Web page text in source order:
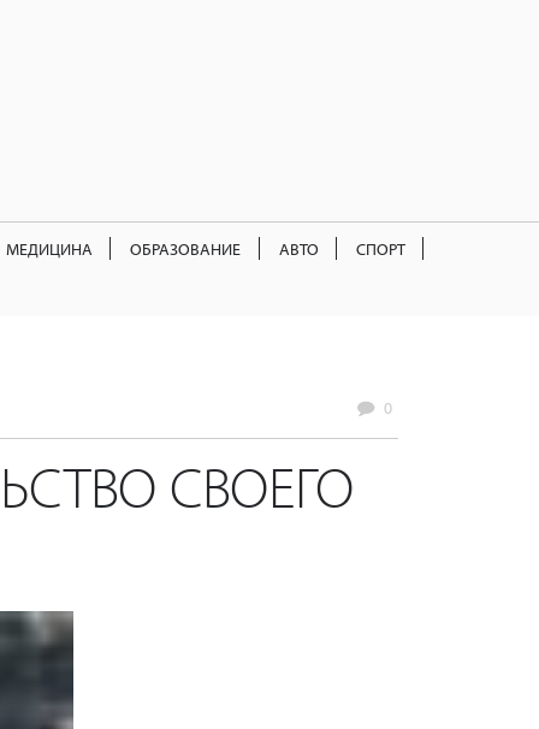
МЕДИЦИНА ОБРАЗОВАНИЕ АВТО СПОРТ
0
СВОЕГО